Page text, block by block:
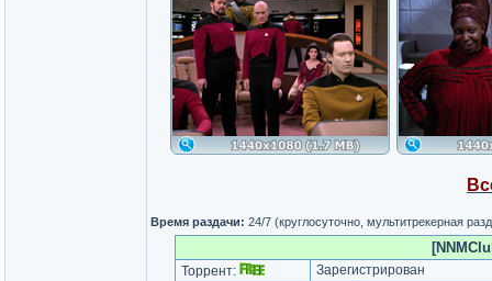
Время раздачи: 24/7 (круглосуточно, мультитрекерная
Торрент:
Зарегистрирован